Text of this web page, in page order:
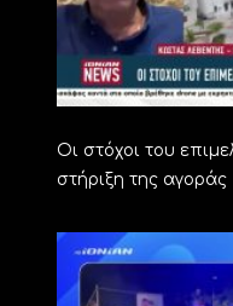
Οι στόχοι του
στήριξη της αγοράς